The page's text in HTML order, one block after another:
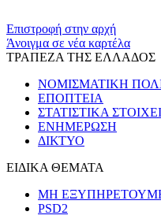
Επιστροφή στην αρχή
Άνοιγμα σε νέα καρτέλα
ΤΡΑΠΕΖΑ ΤΗΣ ΕΛΛΑΔΟΣ
ΝΟΜΙΣΜΑΤΙΚΗ
ΕΠΟΠΤΕΙΑ
ΣΤΑΤΙΣΤΙΚΑ
ΕΝΗΜΕΡΩΣΗ
ΔΙΚΤΥΟ
ΕΙΔΙΚΑ ΘΕΜΑΤΑ
ΜΗ
PSD2